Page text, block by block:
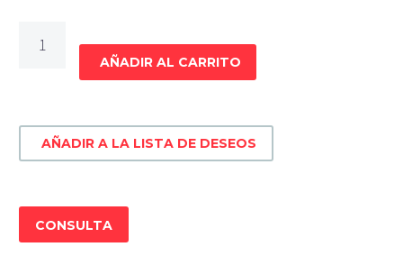
c/cristalero
cantidad
AÑADIR AL CARRITO
AÑADIR A LA LISTA DE DESEOS
CONSULTA